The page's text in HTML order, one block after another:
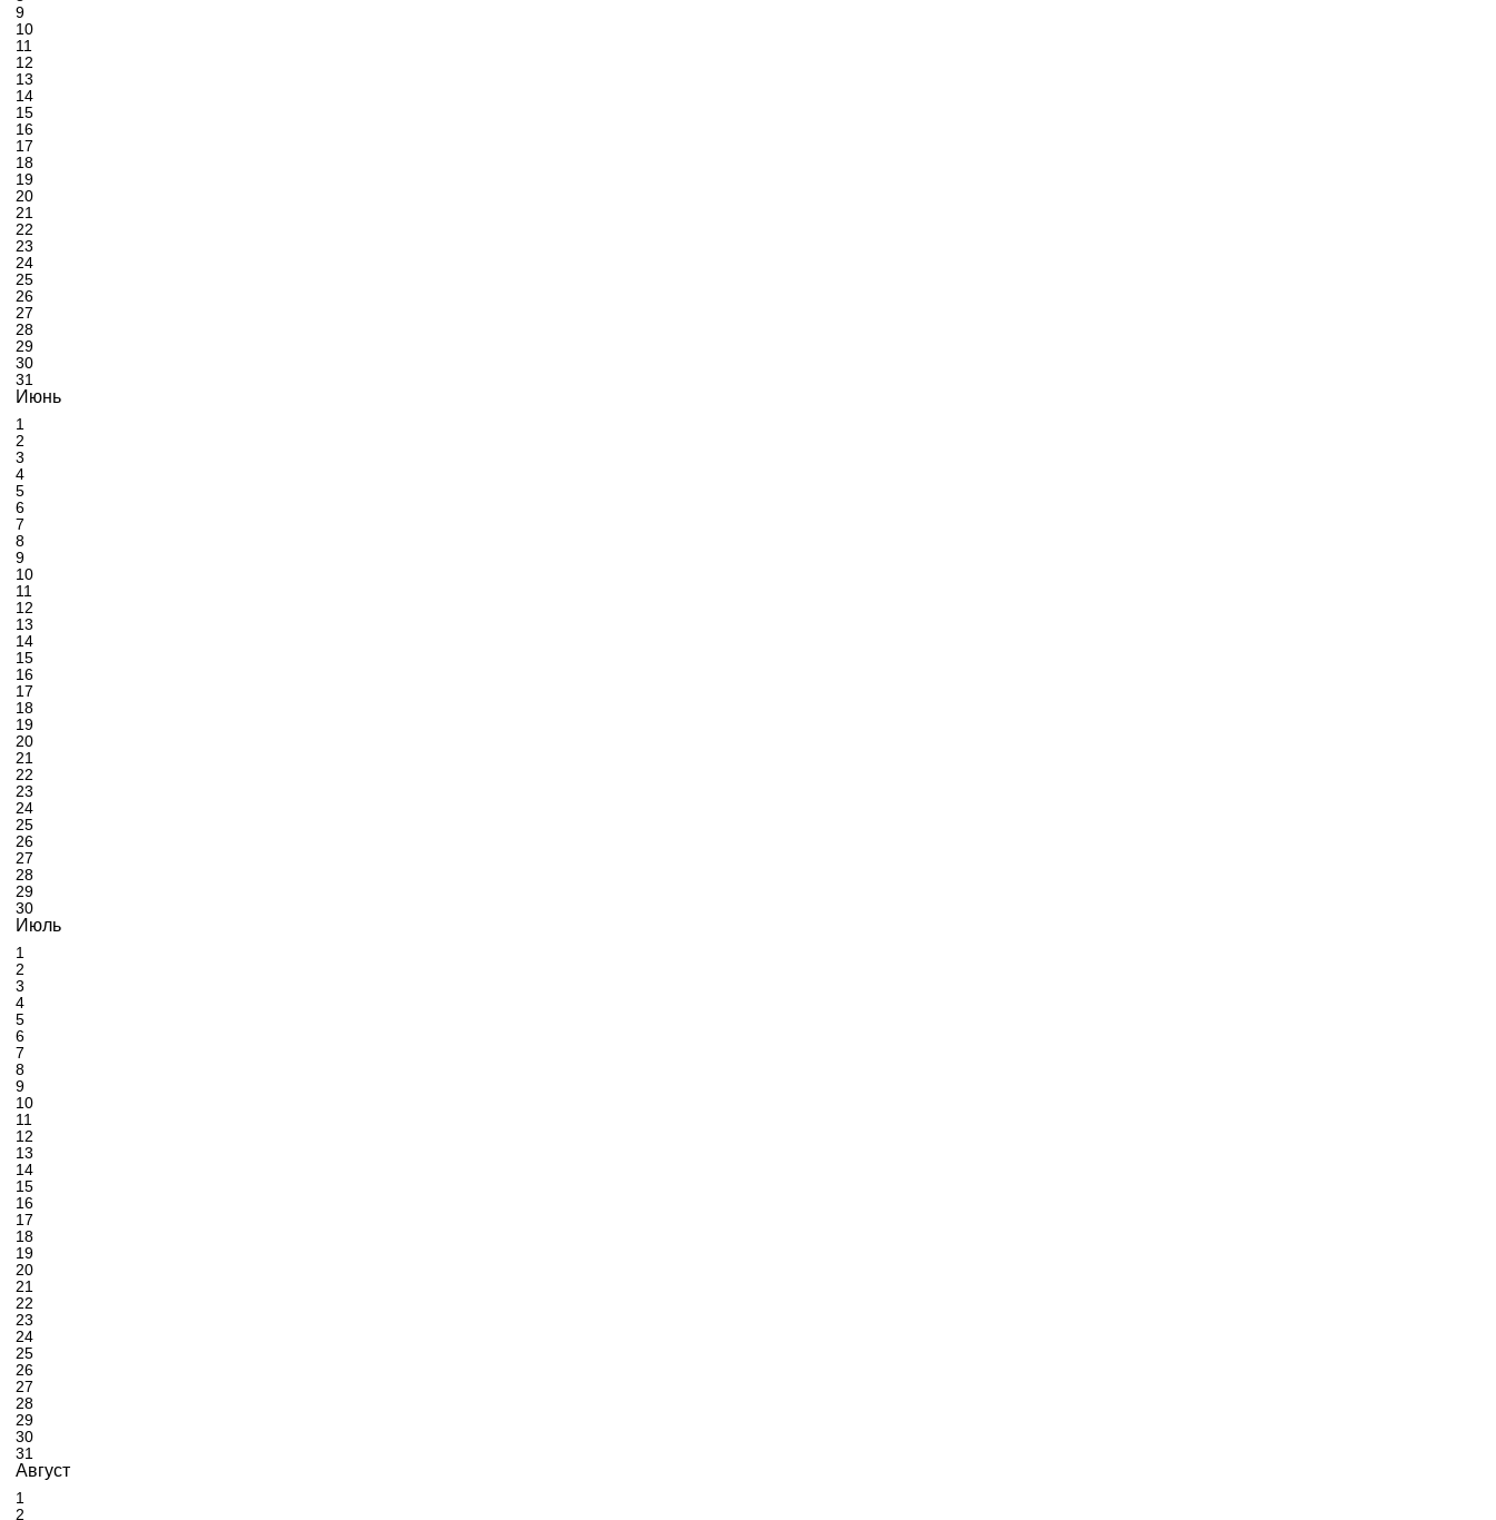
9
10
11
12
13
14
15
16
17
18
19
20
21
22
23
24
25
26
27
28
29
30
31
Июнь
1
2
3
4
5
6
7
8
9
10
11
12
13
14
15
16
17
18
19
20
21
22
23
24
25
26
27
28
29
30
Июль
1
2
3
4
5
6
7
8
9
10
11
12
13
14
15
16
17
18
19
20
21
22
23
24
25
26
27
28
29
30
31
Август
1
2